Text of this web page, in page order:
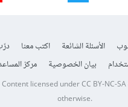
الأسئلة الشائعة اكتب معنا
بيان الخصوصية مركز
.Content licensed underCC BY-NC-
otherwise.